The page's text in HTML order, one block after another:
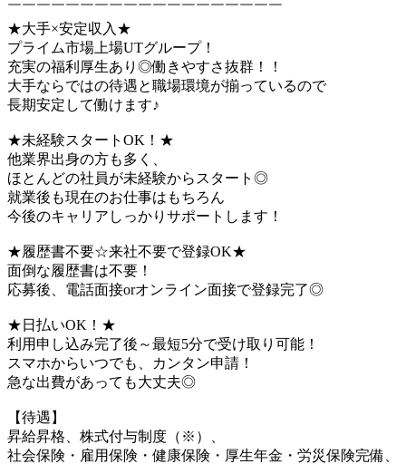
￣￣￣￣￣￣￣￣￣￣￣￣￣￣￣￣￣￣￣
★大手×安定収入★
プライム市場上場UTグループ！
充実の福利厚生あり◎働きやすさ抜群！！
大手ならではの待遇と職場環境が揃っているので
長期安定して働けます♪
★未経験スタートOK！★
他業界出身の方も多く、
ほとんどの社員が未経験からスタート◎
就業後も現在のお仕事はもちろん
今後のキャリアしっかりサポートします！
★履歴書不要☆来社不要で登録OK★
面倒な履歴書は不要！
応募後、電話面接orオンライン面接で登録完了◎
★日払いOK！★
利用申し込み完了後～最短5分で受け取り可能！
スマホからいつでも、カンタン申請！
急な出費があっても大丈夫◎
【待遇】
昇給昇格、株式付与制度（※）、
社会保険・雇用保険・健康保険・厚生年金・労災保険完備、